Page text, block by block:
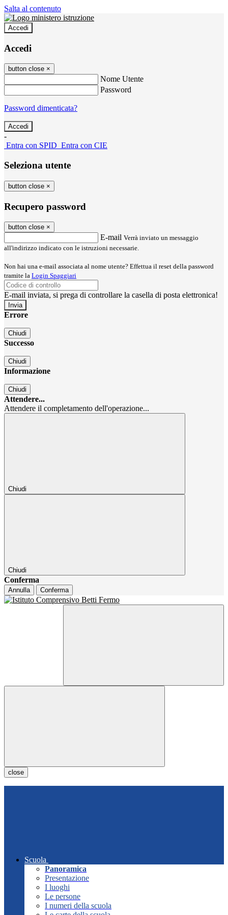
Salta al contenuto
Accedi
Accedi
button close ×
Nome Utente
Password
Password dimenticata?
-
Entra con SPID Entra con CIE
Seleziona utente
button close ×
Recupero password
button close ×
E-mail Verrà inviato un messaggio
all'indirizzo indicato con le istruzioni necessarie.
Non hai una e-mail associata al nome utente? Effettua il reset della password
tramite la Login Spaggiari
E-mail inviata, si prega di controllare la casella di posta elettronica!
Errore
Chiudi
Successo
Chiudi
Informazione
Chiudi
Attendere...
Attendere il completamento dell'operazione...
Chiudi
Chiudi
Conferma
Annulla Conferma
close
Scuola
Panoramica
Presentazione
I luoghi
Le persone
I numeri della scuola